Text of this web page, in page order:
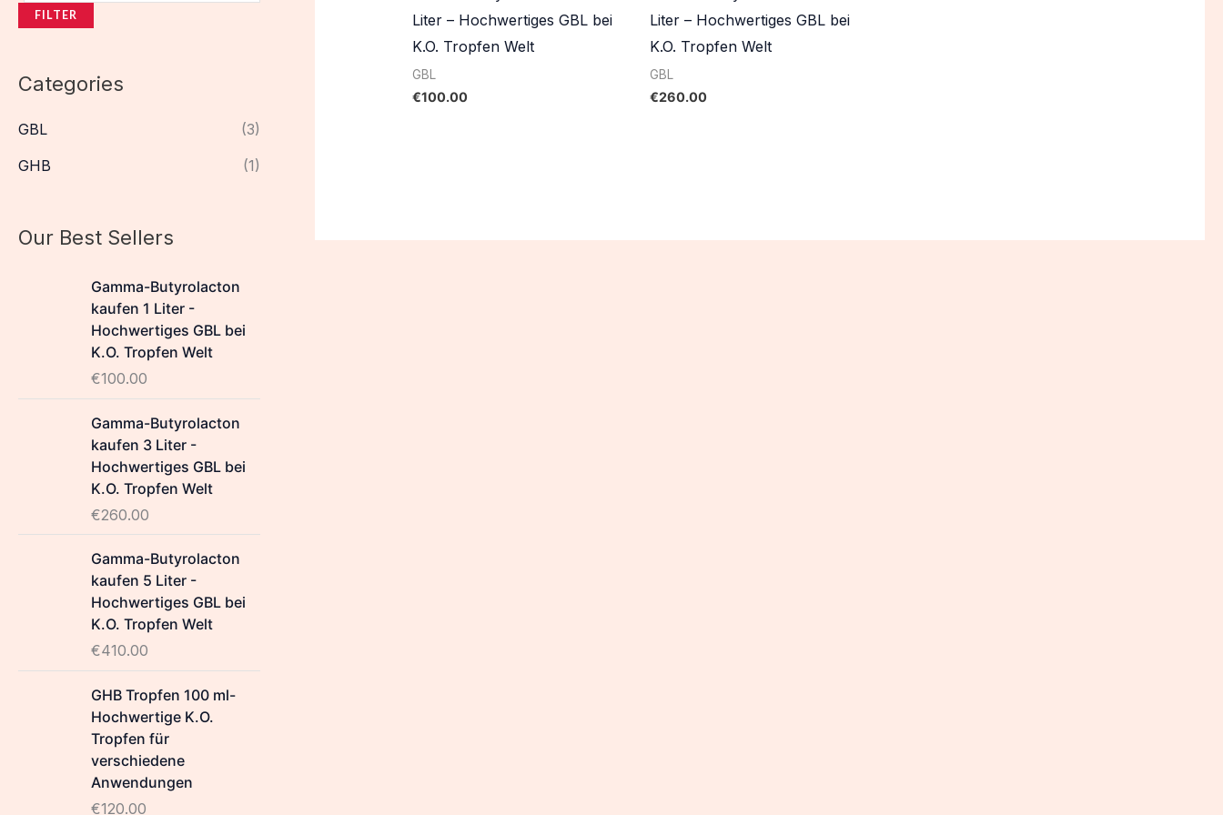
FILTER
Categories
GBL
(3)
GHB
(1)
Our Best Sellers
Gamma-Butyrolacton
kaufen 1 Liter -
Hochwertiges GBL bei
K.O. Tropfen Welt
€100.00
Gamma-Butyrolacton
kaufen 3 Liter -
Hochwertiges GBL bei
K.O. Tropfen Welt
€260.00
Gamma-Butyrolacton
kaufen 5 Liter -
Hochwertiges GBL bei
K.O. Tropfen Welt
€410.00
GHB Tropfen 100 ml-
Hochwertige K.O.
Tropfen für
verschiedene
Anwendungen
€120.00
Liter – Hochwertiges GBL bei
K.O. Tropfen Welt
GBL
€100.00
Liter – Hochwertiges GBL bei
K.O. Tropfen Welt
GBL
€260.00